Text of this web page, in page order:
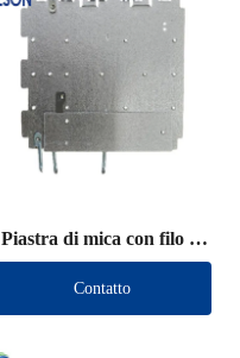
Piastra di mica con filo di
piombo
Contatto